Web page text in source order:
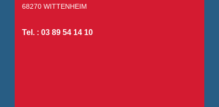
68270 WITTENHEIM
Tel. : 03 89 54 14 10